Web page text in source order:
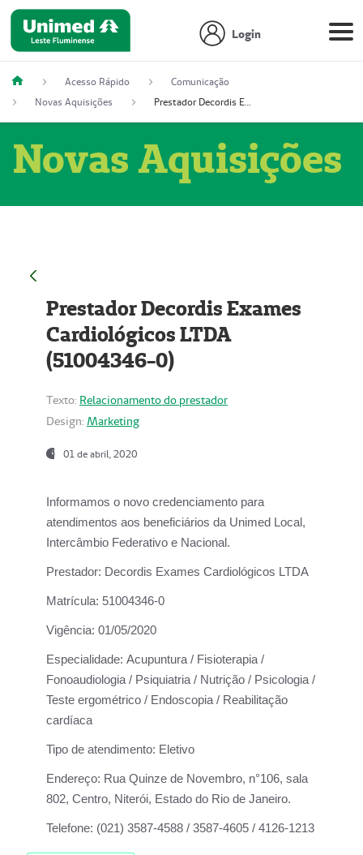
Login
Acesso Rápido
Comunicação
Novas Aquisições
Prestador Decordis Exames Cardiológicos LTDA (51004346-0)
Novas Aquisições
Prestador Decordis Exames
Cardiológicos LTDA
(51004346-0)
Texto: Relacionamento do prestador
Design: Marketing
01 de abril, 2020
Informamos o novo credenciamento para
atendimentos aos beneficiários da Unimed Local,
Intercâmbio Federativo e Nacional.
Prestador: Decordis Exames Cardiológicos LTDA
Matrícula: 51004346-0
Vigência: 01/05/2020
Especialidade: Acupuntura / Fisioterapia /
Fonoaudiologia / Psiquiatria / Nutrição / Psicologia /
Teste ergométrico / Endoscopia / Reabilitação
cardíaca
Tipo de atendimento: Eletivo
Endereço: Rua Quinze de Novembro, n°106, sala
802, Centro, Niterói, Estado do Rio de Janeiro.
Telefone: (021) 3587-4588 / 3587-4605 / 4126-1213